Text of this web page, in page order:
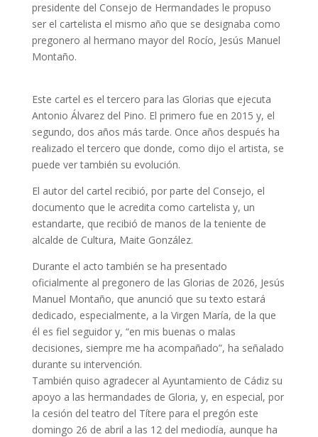
presidente del Consejo de Hermandades le propuso
ser el cartelista el mismo año que se designaba como
pregonero al hermano mayor del Rocío, Jesús Manuel
Montaño.
Este cartel es el tercero para las Glorias que ejecuta
Antonio Álvarez del Pino. El primero fue en 2015 y, el
segundo, dos años más tarde. Once años después ha
realizado el tercero que donde, como dijo el artista, se
puede ver también su evolución.
El autor del cartel recibió, por parte del Consejo, el
documento que le acredita como cartelista y, un
estandarte, que recibió de manos de la teniente de
alcalde de Cultura, Maite González.
Durante el acto también se ha presentado
oficialmente al pregonero de las Glorias de 2026, Jesús
Manuel Montaño, que anunció que su texto estará
dedicado, especialmente, a la Virgen María, de la que
él es fiel seguidor y, “en mis buenas o malas
decisiones, siempre me ha acompañado”, ha señalado
durante su intervención.
También quiso agradecer al Ayuntamiento de Cádiz su
apoyo a las hermandades de Gloria, y, en especial, por
la cesión del teatro del Títere para el pregón este
domingo 26 de abril a las 12 del mediodía, aunque ha